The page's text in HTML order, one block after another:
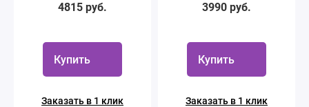
4815 руб.
Купить
Заказать в 1 клик
3990 руб.
Купить
Заказать в 1 клик